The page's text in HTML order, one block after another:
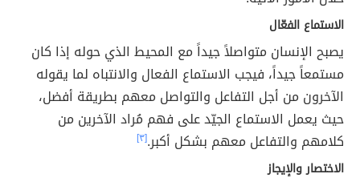
الاستماع الفعّال
يصبح الإنسان متواصلاً جيداً مع المحيط الذي حوله إذا كان
مستمعاً جيداً، فيجب الاستماع الفعال والانتباه لما يقوله
الآخرون من أجل التفاعل والتواصل معهم بطريقة أفضل،
حيث يعمل الاستماع الجيّد على فهم مُراد الآخرين من
كلامهم والتفاعل معهم بشكل أكبر.[٣]
الاختصار والإيجاز